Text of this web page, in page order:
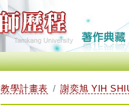
教學計畫表 謝奕旭 YIH